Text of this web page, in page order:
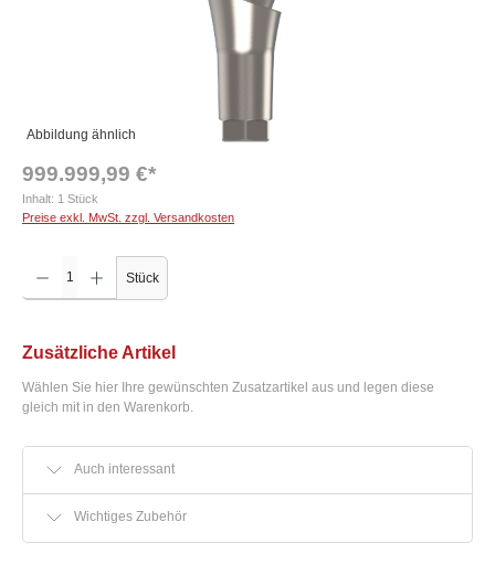
Abbildung ähnlich
999.999,99 €*
Inhalt: 1 Stück
Preise exkl. MwSt. zzgl. Versandkosten
Produkt Anzahl: Gib den gewünschten Wert ein oder benutze die Schaltflächen um die
Stück
Zusätzliche Artikel
Wählen Sie hier Ihre gewünschten Zusatzartikel aus und legen diese
gleich mit in den Warenkorb.
Auch interessant
Wichtiges Zubehör